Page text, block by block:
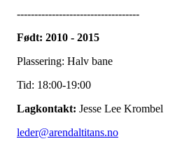
-----------------------------------
Født: 2010 - 2015
Plassering: Halv bane
Tid: 18:00-19:00
Lagkontakt: Jesse Lee Krombel
leder@arendaltitans.no